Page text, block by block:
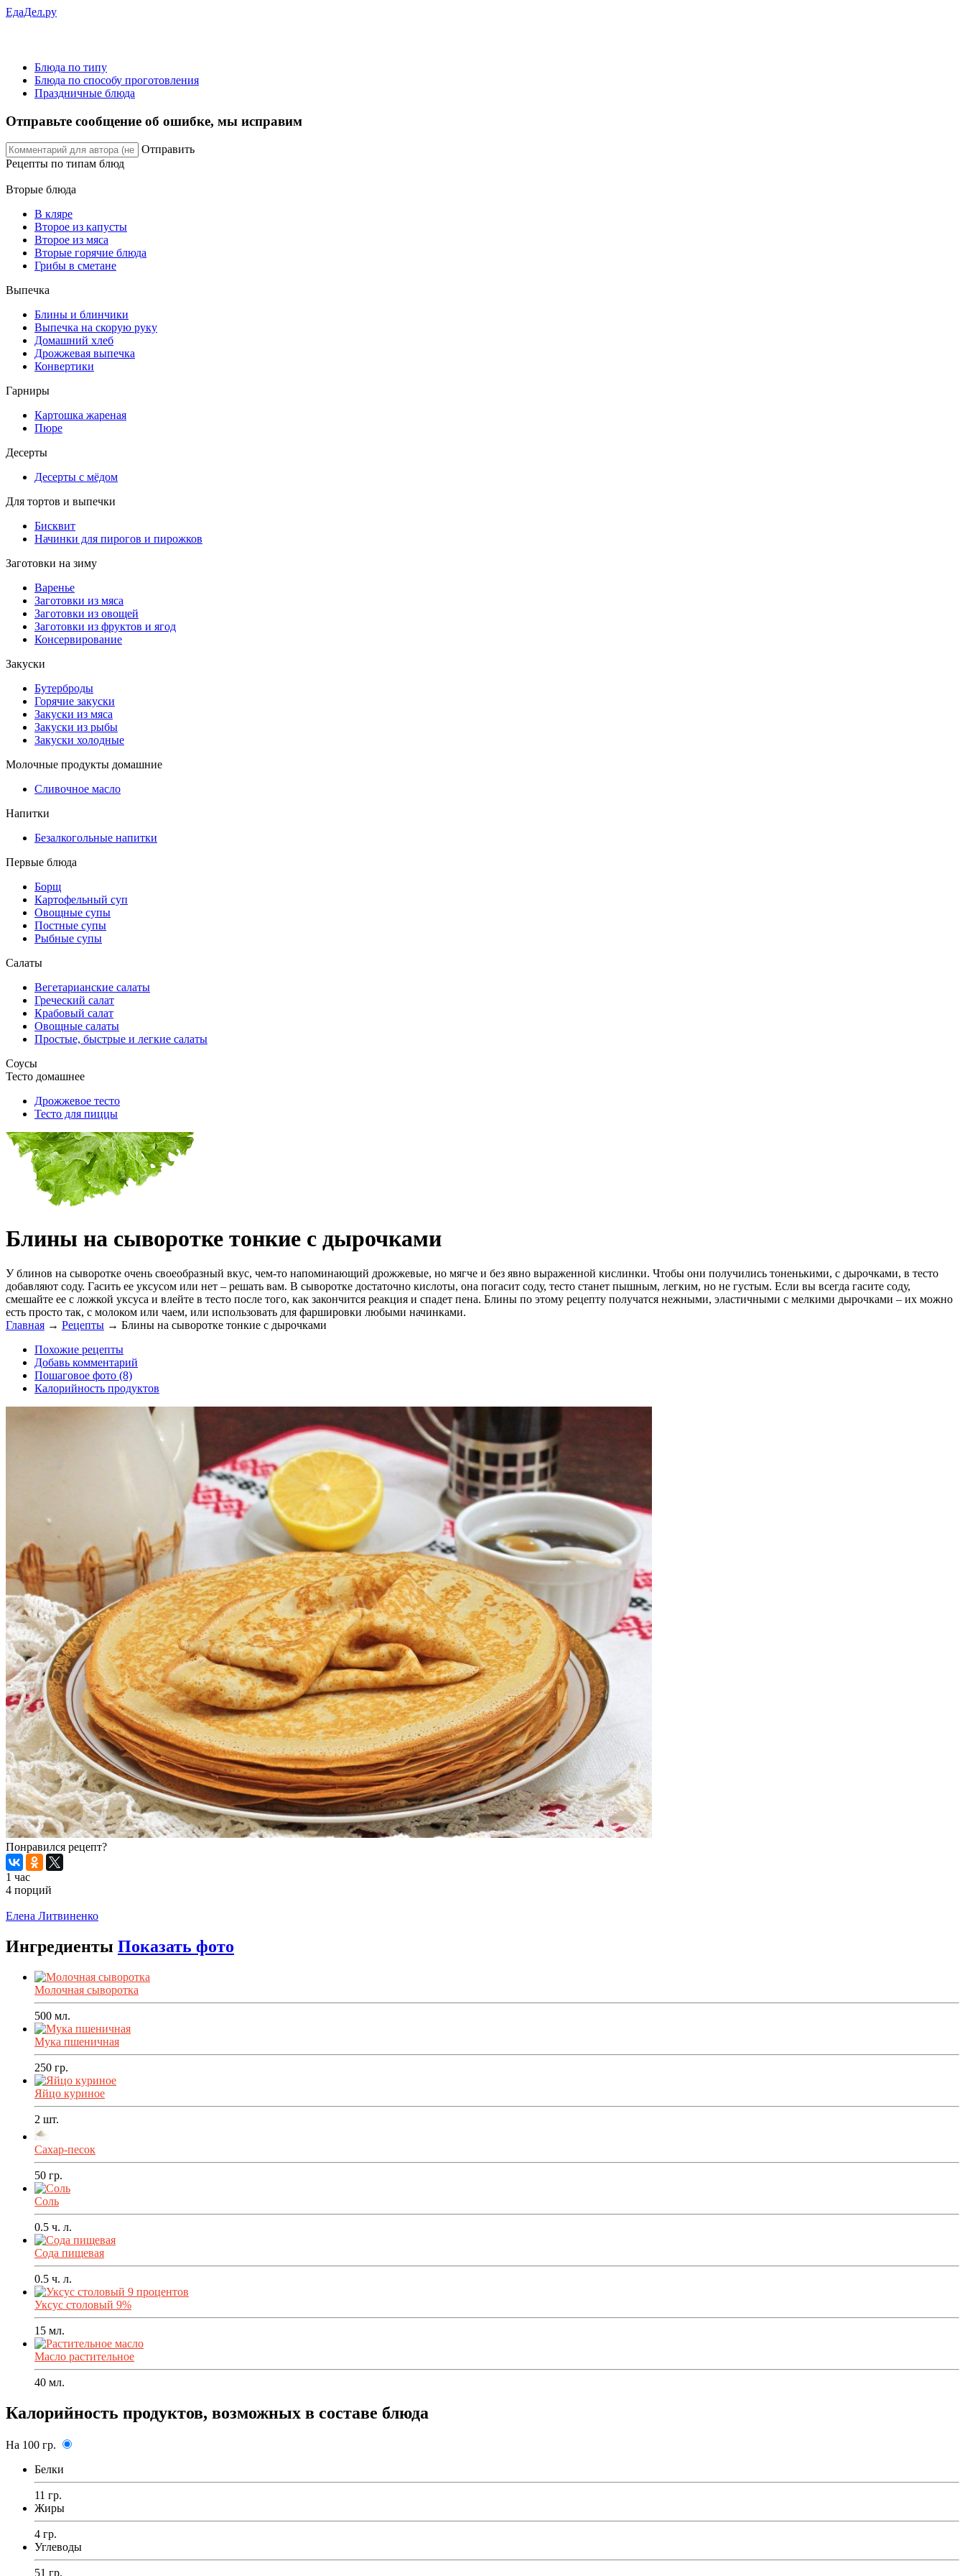
ЕдаДел.ру
Блюда по типу
Блюда по способу проготовления
Праздничные блюда
Отправьте сообщение об ошибке, мы исправим
Отправить
Рецепты по типам блюд
Вторые блюда
В кляре
Второе из капусты
Второе из мяса
Вторые горячие блюда
Грибы в сметане
Выпечка
Блины и блинчики
Выпечка на скорую руку
Домашний хлеб
Дрожжевая выпечка
Конвертики
Гарниры
Картошка жареная
Пюре
Десерты
Десерты с мёдом
Для тортов и выпечки
Бисквит
Начинки для пирогов и пирожков
Заготовки на зиму
Варенье
Заготовки из мяса
Заготовки из овощей
Заготовки из фруктов и ягод
Консервирование
Закуски
Бутерброды
Горячие закуски
Закуски из мяса
Закуски из рыбы
Закуски холодные
Молочные продукты домашние
Сливочное масло
Напитки
Безалкогольные напитки
Первые блюда
Борщ
Картофельный суп
Овощные супы
Постные супы
Рыбные супы
Салаты
Вегетарианские салаты
Греческий салат
Крабовый салат
Овощные салаты
Простые, быстрые и легкие салаты
Соусы
Тесто домашнее
Дрожжевое тесто
Тесто для пиццы
Блины на сыворотке тонкие с дырочками
У блинов на сыворотке очень своеобразный вкус, чем-то напоминающий дрожжевые, но мягче и без явно выраженной кислинки. Чтобы они получились тоненькими, с дырочками, в тесто
добавляют соду. Гасить ее уксусом или нет – решать вам. В сыворотке достаточно кислоты, она погасит соду, тесто станет пышным, легким, но не густым. Если вы всегда гасите соду,
смешайте ее с ложкой уксуса и влейте в тесто после того, как закончится реакция и спадет пена. Блины по этому рецепту получатся нежными, эластичными с мелкими дырочками – их можно
есть просто так, с молоком или чаем, или использовать для фаршировки любыми начинками.
Главная → Рецепты → Блины на сыворотке тонкие с дырочками
Похожие рецепты
Добавь комментарий
Пошаговое фото (8)
Калорийность продуктов
Понравился рецепт?
1 час
4 порций
Елена Литвиненко
Ингредиенты Показать фото
Молочная сыворотка
500 мл.
Мука пшеничная
250 гр.
Яйцо куриное
2 шт.
Сахар-песок
50 гр.
Соль
0.5 ч. л.
Сода пищевая
0.5 ч. л.
Уксус столовый 9%
15 мл.
Масло растительное
40 мл.
Калорийность продуктов, возможных в составе блюда
На 100 гр.
Белки
11 гр.
Жиры
4 гр.
Углеводы
51 гр.